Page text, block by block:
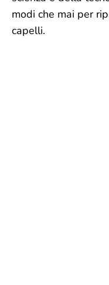
modi che mai per
capelli.